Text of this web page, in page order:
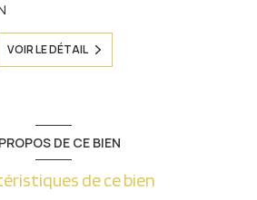
VOIR LE DÉTAIL
DE CE BIEN
de ce bien